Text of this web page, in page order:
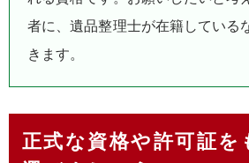
者に、遺品整理士が在籍している
きます。
正式な資格や許可証を